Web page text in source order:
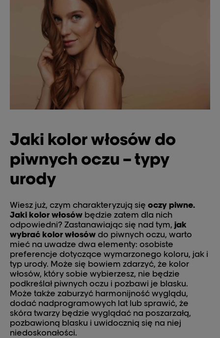
Jaki kolor włosów do
piwnych oczu – typy
urody
Wiesz już, czym charakteryzują się oczy piwne.
Jaki kolor włosów będzie zatem dla nich
odpowiedni? Zastanawiając się nad tym, jak
wybrać kolor włosów do piwnych oczu, warto
mieć na uwadze dwa elementy: osobiste
preferencje dotyczące wymarzonego koloru, jak i
typ urody. Może się bowiem zdarzyć, że kolor
włosów, który sobie wybierzesz, nie będzie
podkreślał piwnych oczu i pozbawi je blasku.
Może także zaburzyć harmonijność wyglądu,
dodać nadprogramowych lat lub sprawić, że
skóra twarzy będzie wyglądać na poszarzałą,
pozbawioną blasku i uwidocznią się na niej
niedoskonałości.